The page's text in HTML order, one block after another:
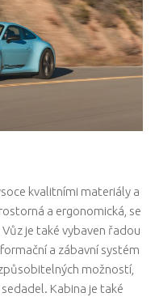
kvalitními materiály a
a ergonomická, se
je také vybaven řadou
a zábavní systém
možností,
Kabina je také